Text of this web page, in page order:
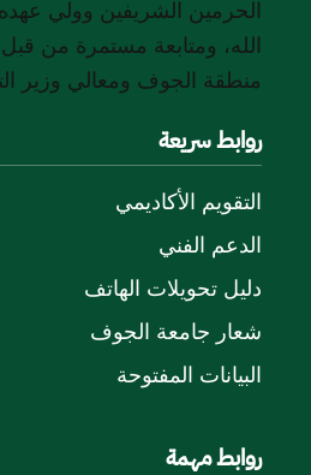
الحرمين الشريفين وولي عهده
الله، ومتابعة مستمرة من
منطقة الجوف ومعالي وزير
روابط سريعة
التقويم الأكاديمي
الدعم الفني
دليل تحويلات الهاتف
شعار جامعة الجوف
البيانات المفتوحة
روابط مهمة